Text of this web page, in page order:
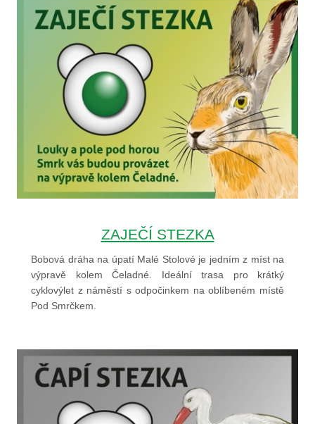
ZAJEČÍ STEZKA
Bobová dráha na úpatí Malé Stolové je jedním z míst na
výpravě kolem Čeladné. Ideální trasa pro krátký
cyklovýlet z náměstí s odpočinkem na oblíbeném místě
Pod Smrčkem.